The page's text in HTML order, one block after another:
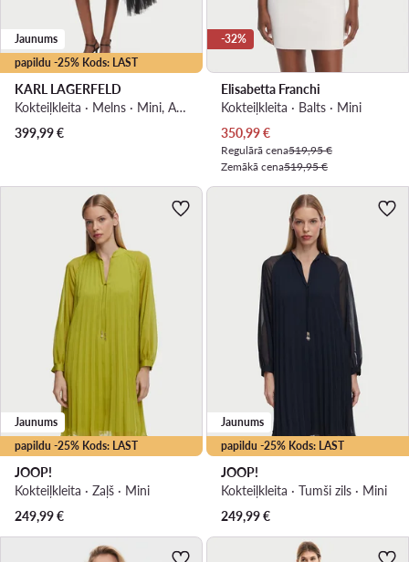
papildu -25% Kods: LAST
Jaunums
KARL LAGERFELD
Kokteiļkleita · Melns · Mini, Asimetrisks
399,99€
-32%
Elisabetta Franchi
Kokteiļkleita · Balts · Mini
Pašreizējā cena
350,99€
Regulārā cena519,95 €
Zemākā cena519,95 €
papildu -25% Kods: LAST
Jaunums
JOOP!
Kokteiļkleita · Zaļš · Mini
249,99€
papildu -25% Kods: LAST
Jaunums
JOOP!
Kokteiļkleita · Tumši zils · Mini
249,99€